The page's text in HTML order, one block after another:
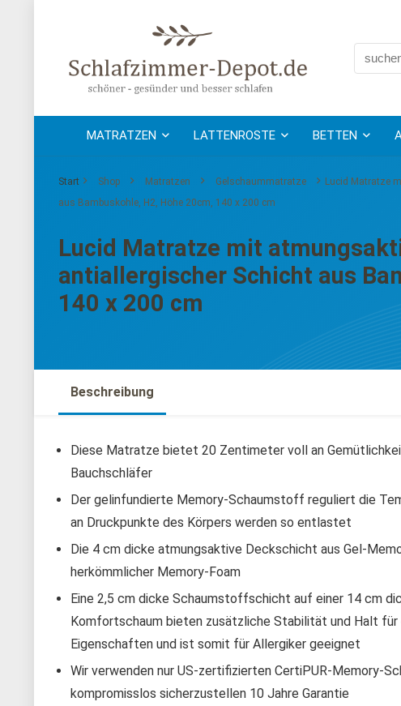
MATRATZEN LATTENROSTE BETTEN
Start Shop Matratzen Gelschaummatratze
Lucid Matratze
aus Bambuskohle, H2, Höhe 20cm, 140 x 200 cm
Lucid Matratze mit
antiallergischer Schicht aus
140 x 200 cm
Beschreibung
Diese Matratze bietet 20 Zentimeter voll an
Bauchschläfer
Der gelinfundierte Memory-Schaumstoff reguliert die
an Druckpunkte des Körpers werden so entlastet
Die 4 cm dicke atmungsaktive Deckschicht aus Gel-
herkömmlicher Memory-Foam
Eine 2,5 cm dicke Schaumstoffschicht auf einer 14 cm
Komfortschaum bieten zusätzliche Stabilität und Halt für
Eigenschaften und ist somit für Allergiker geeignet
Wir verwenden nur US-zertifizierten CertiPUR-Memory-
kompromisslos sicherzustellen 10 Jahre Garantie